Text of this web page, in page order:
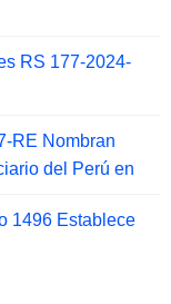
RS 177-2024-
RE Nombran
del Perú en
1496 Establece